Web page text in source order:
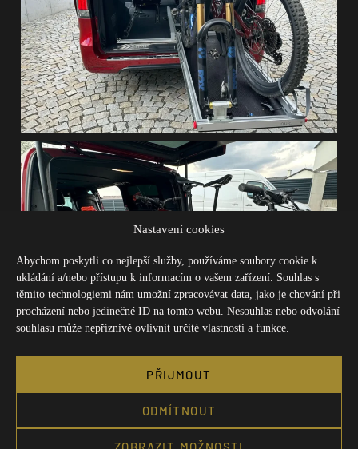
Nastavení cookies
Abychom poskytli co nejlepší služby, používáme soubory cookie k
ukládání a/nebo přístupu k informacím o vašem zařízení. Souhlas s
těmito technologiemi nám umožní zpracovávat data, jako je chování při
procházení nebo jedinečné ID na tomto webu. Nesouhlas nebo odvolání
souhlasu může nepříznivě ovlivnit určité vlastnosti a funkce.
PŘIJMOUT
ODMÍTNOUT